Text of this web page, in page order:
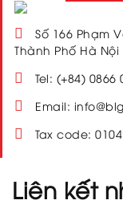
Số 166 Phạm
Thành Phố Hà Nội
Tel: (+84) 0866
Email:
Tax code:
Liên kết